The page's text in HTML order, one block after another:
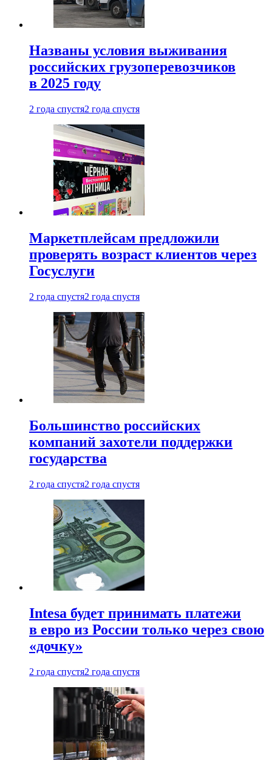
Названы условия выживания
российских грузоперевозчиков
в 2025 году
2 года спустя2 года спустя
Маркетплейсам предложили
проверять возраст клиентов через
Госуслуги
2 года спустя2 года спустя
Большинство российских
компаний захотели поддержки
государства
2 года спустя2 года спустя
Intesa будет принимать платежи
в евро из России только через свою
«дочку»
2 года спустя2 года спустя